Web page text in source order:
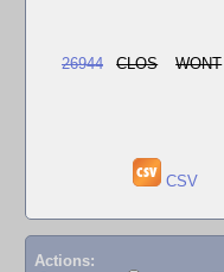
26944 CLOS WONT
CSV
Actions: